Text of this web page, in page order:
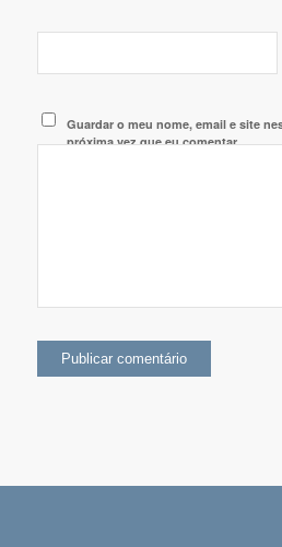
Guardar o meu nome, email e site
próxima vez que eu comentar.